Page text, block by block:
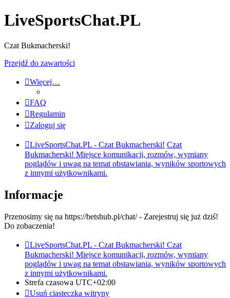
LiveSportsChat.PL
Czat Bukmacherski!
Przejdź do zawartości
Więcej…
FAQ
Regulamin
Zaloguj się
LiveSportsChat.PL - Czat Bukmacherski! Czat
Bukmacherski! Miejsce komunikacji, rozmów, wymiany
poglądów i uwag na temat obstawiania, wyników sportowych
z innymi użytkownikami.
Informacje
Przenosimy się na https://betshub.pl/chat/ - Zarejestruj się już dziś!
Do zobaczenia!
LiveSportsChat.PL - Czat Bukmacherski! Czat
Bukmacherski! Miejsce komunikacji, rozmów, wymiany
poglądów i uwag na temat obstawiania, wyników sportowych
z innymi użytkownikami.
Strefa czasowa UTC+02:00
Usuń ciasteczka witryny